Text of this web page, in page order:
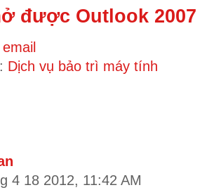
được Outlook 2007
Dịch vụ bảo trì máy tính
4 18 2012, 11:42 AM